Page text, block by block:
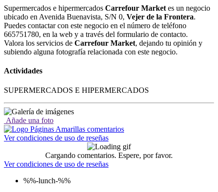
Supermercados e hipermercados Carrefour Market es un negocio
ubicado en Avenida Buenavista, S/N 0, Vejer de la Frontera.
Puedes contactar con este negocio en el número de teléfono
665751780, en la web y a través del formulario de contacto.
Valora los servicios de Carrefour Market, dejando tu opinión y
subiendo alguna fotografía relacionada con este negocio.
Actividades
SUPERMERCADOS E HIPERMERCADOS
Añade una foto
Ver condiciones de uso de reseñas
Cargando comentarios. Espere, por favor.
Ver condiciones de uso de reseñas
%%-lunch-%%